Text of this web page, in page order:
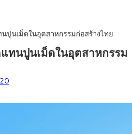
เตือนผู้ปกครองเฝ้าระวัง หลังยึดล็อต
34.00 มองเฟดคงดอกเบี้ย
ยวหลักการ ร่าง พ.ร.ฎ. เปิดทาง รฟม.เดิน
รล 12.54 กม. เชื่อมเมืองหาดใหญ่
ฐแบกรับผู้ป่วยบัตรทอง 87% แต่ได้งบ
นอทบทวนจัดสรรงบให้สอดคล้องภาระ
าดเงินบาทสัปดาห์นี้ซื้อขายในกรอบ
จ้างงานสหรัฐฯ
ปูนเม็ดในอุตสาหกรรมก่อสร้างไทย
ทนปูนเม็ดในอุตสาหกรรม